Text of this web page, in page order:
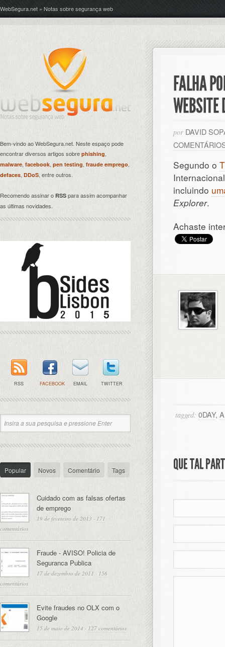
WebSegura.net » Notas sobre segurança web
FALHA
por DAVID
Segundo o
incluindo
Explorer.
Achaste
tagged: 0DAY,
QUE TAL
Bem-vindo ao WebSegura.net. Neste espaço pode
encontrar diversos artigos sobre phishing,
malware, facebook, pen testing fraude emprego,
defaces, DDoS, entre outros.
Recomendo assinar o RSS para assim acompanhar
as últimas novidades.
RSS FACEBOOK EMAIL TWITTER
Popular Novos Comentário Tags
Cuidado com as falsas ofertas
de emprego
19 de fevereiro de 2013 · 171
comentários
Fraude - AVISO! Policia de
Seguranca Publica
17 de dezembro de 2011 · 156
comentários
Evite fraudes no OLX com o
Google
15 de maio de 2014 · 127 comentários